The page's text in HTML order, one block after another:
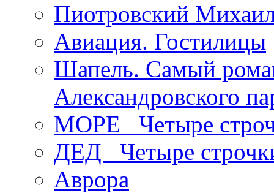
Пиотровский
Авиация. Гостилицы
Шапель. Самый
Александровского
МОРЕ _Четыре
ДЕД _Четыре
Аврора